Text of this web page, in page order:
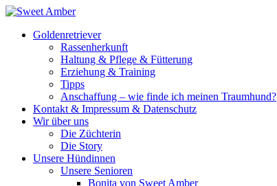
Goldenretriever
Rassenherkunft
Haltung & Pflege & Fütterung
Erziehung & Training
Tipps
Anschaffung – wie finde ich meinen Traumhund?
Kontakt & Impressum & Datenschutz
Wir über uns
Die Züchterin
Die Story
Unsere Hündinnen
Unsere Senioren
Bonita von Sweet Amber